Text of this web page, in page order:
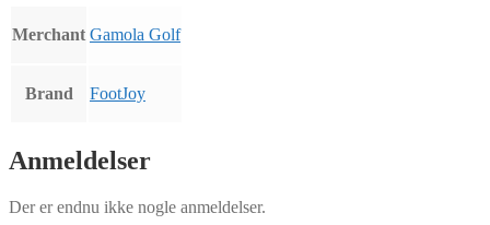
Merchant Gamola Golf
Brand FootJoy
Anmeldelser
Der er endnu ikke nogle anmeldelser.